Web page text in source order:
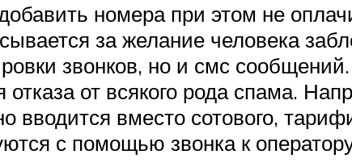
номера при этом не
за желание человека
звонков, но и смс
от всякого рода спама.
вводится вместо сотового,
с помощью звонка к